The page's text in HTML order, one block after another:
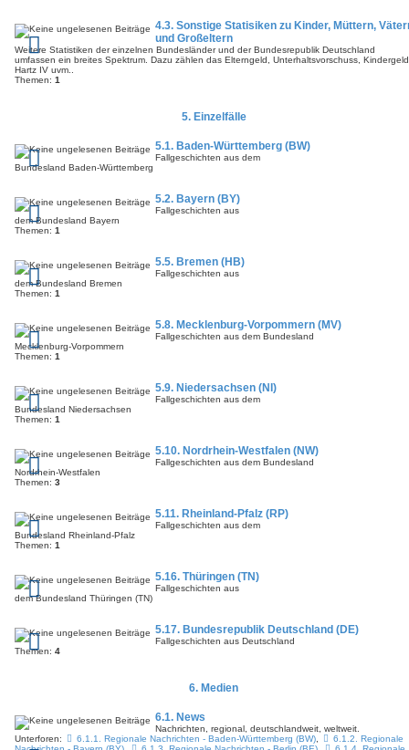
4.3. Sonstige Statisiken zu Kinder, Müttern,
und Großeltern
Weitere Statistiken der einzelnen Bundesländer und der Bundesrepublik Deutschland
umfassen ein breites Spektrum. Dazu zählen das Elterngeld, Unterhaltsvorschuss,
Hartz IV uvm..
Themen: 1
5. Einzelfälle
5.1. Baden-Württemberg (BW)
Fallgeschichten aus dem
Bundesland Baden-Württemberg
5.2. Bayern (BY)
Fallgeschichten aus
dem Bundesland Bayern
Themen: 1
5.5. Bremen (HB)
Fallgeschichten aus
dem Bundesland Bremen
Themen: 1
5.8. Mecklenburg-Vorpommern (MV)
Fallgeschichten aus dem Bundesland
Mecklenburg-Vorpommern
Themen: 1
5.9. Niedersachsen (NI)
Fallgeschichten aus dem
Bundesland Niedersachsen
Themen: 1
5.10. Nordrhein-Westfalen (NW)
Fallgeschichten aus dem Bundesland
Nordrhein-Westfalen
Themen: 3
5.11. Rheinland-Pfalz (RP)
Fallgeschichten aus dem
Bundesland Rheinland-Pfalz
Themen: 1
5.16. Thüringen (TN)
Fallgeschichten aus
dem Bundesland Thüringen (TN)
5.17. Bundesrepublik Deutschland (DE)
Fallgeschichten aus Deutschland
Themen: 4
6. Medien
6.1. News
Nachrichten, regional, deutschlandweit, weltweit.
Unterforen:
6.1.1. Regionale Nachrichten - Baden-Württemberg (BW),
6.1.2. Regionale